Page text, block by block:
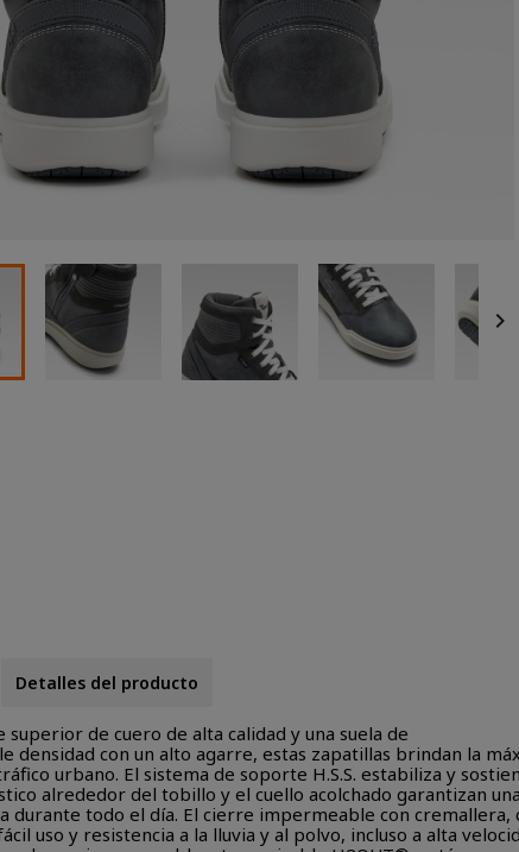

Detalles del producto
superior de cuero de alta calidad y una suela de
densidad con un alto agarre, estas zapatillas brindan la
urbano. El sistema de soporte H.S.S. estabiliza y
alrededor del tobillo y el cuello acolchado garantizan
durante todo el día. El cierre impermeable con cremallera,
uso y resistencia a la lluvia y al polvo, incluso a alta